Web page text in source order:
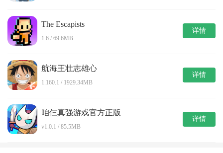
The Escapists
1.6 / 69.6MB
详情
航海王壮志雄心
1.160.1 / 1929.34MB
详情
咱仨真强游戏官方正版
v1.0.1 / 85.5MB
详情